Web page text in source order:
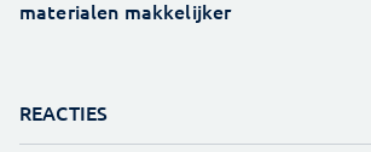
materialen makkelijker
REACTIES